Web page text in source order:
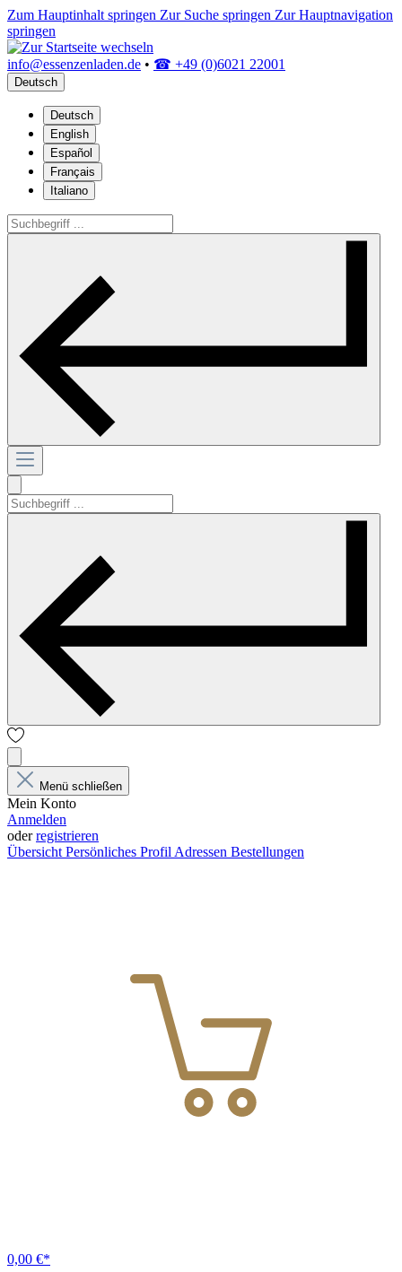
Zum Hauptinhalt springen Zur Suche springen Zur Hauptnavigation
springen
info@essenzenladen.de • ☎ +49 (0)6021 22001
Deutsch
Deutsch
English
Español
Français
Italiano
Menü schließen
Mein Konto
Anmelden
oderregistrieren
Übersicht Persönliches Profil Adressen Bestellungen
0,00 €*